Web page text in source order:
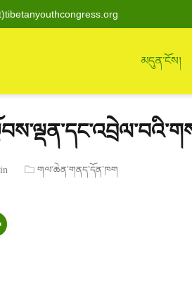
མདུན་ངོས།
གལ་ཆེན་གནད་དོན་ཁག